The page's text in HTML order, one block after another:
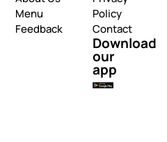
Menu
Feedback
Policy
Contact
Download
our
app